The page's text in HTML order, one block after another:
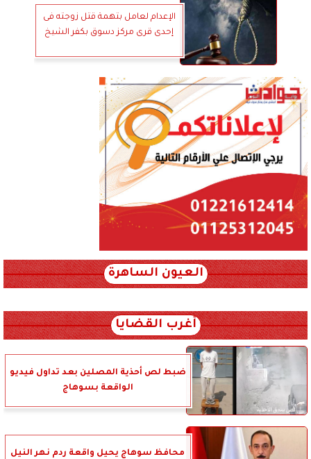
الإعدام لعامل بتهمة قتل زوجته فى
إحدى قرى مركز دسوق بكفر الشيخ
العيون الساهرة
أغرب القضايا
ضبط لص أحذية المصلين بعد تداول فيديو
الواقعة بسوهاج
محافظ سوهاج يحيل واقعة ردم نهر النيل